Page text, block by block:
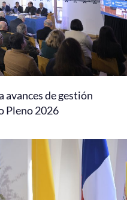
avances de gestión
Pleno 2026